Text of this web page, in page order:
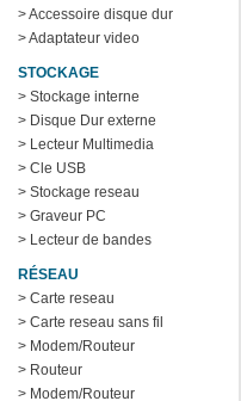
> Accessoire disque dur
> Adaptateur video
STOCKAGE
> Stockage interne
> Disque Dur externe
> Lecteur Multimedia
> Cle USB
> Stockage reseau
> Graveur PC
> Lecteur de bandes
RÉSEAU
> Carte reseau
> Carte reseau sans fil
> Modem/Routeur
> Routeur
> Modem/Routeur